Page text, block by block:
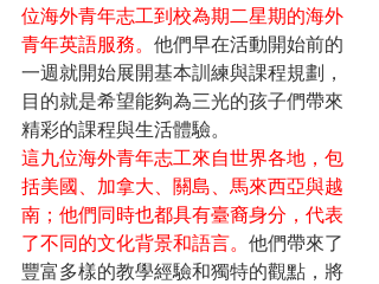
位海外青年志工到校為期二星期的海外
青年英語服務。 他們早在活動開始前的
一週就開始展開基本訓練與課程規劃，
目的就是希望能夠為三光的孩子們帶來
精彩的課程與生活體驗。
這九位海外青年志工來自世界各地，包
括美國、加拿大、關島、馬來西亞與越
南；他們同時也都具有臺裔身分，代表
了不同的文化背景和語言。 他們帶來了
豐富多樣的教學經驗和獨特的觀點，將